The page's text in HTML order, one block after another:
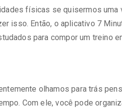
físicas se quisermos
isso. Então, o aplicativo 7
para compor um treino
olhamos para trás
Com ele, você pode